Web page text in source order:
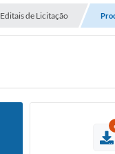
Editais de Licitação